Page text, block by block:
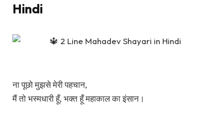
Hindi
ना पूछो मुझसे मेरी पहचान,
मैं तो भस्मधारी हूँ, भक्त हूँ महाकाल का इंसान।